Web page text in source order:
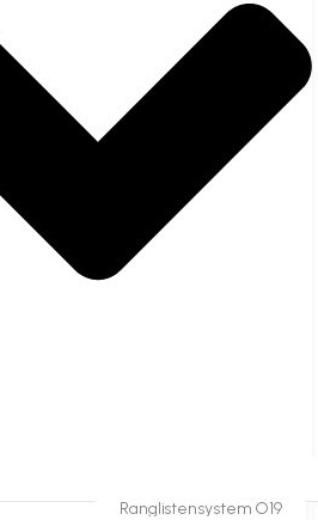
Ranglistensystem O19